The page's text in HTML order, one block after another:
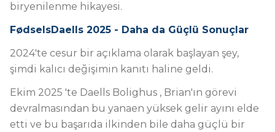
biryenilenme hikayesi.
FødselsDaells 2025 - Daha da Güçlü Sonuçlar
2024'te cesur bir açıklama olarak başlayan şey,
şimdi kalıcı değişimin kanıtı haline geldi.
Ekim 2025 'te Daells Bolighus , Brian'ın görevi
devralmasından bu yanaen yüksek gelir ayını elde
etti ve bu başarıda ilkinden bile daha güçlü bir